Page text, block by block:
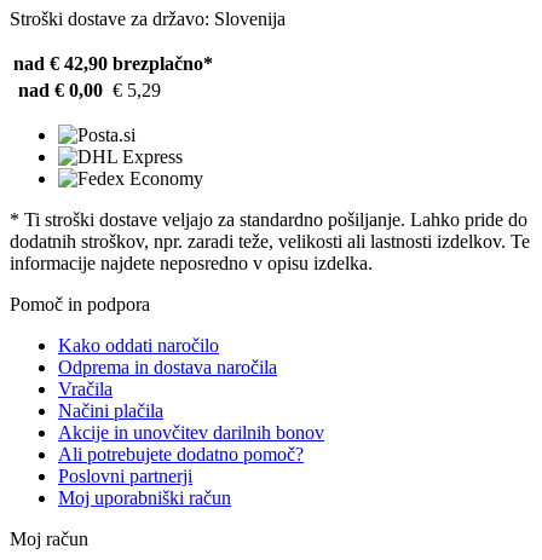
Stroški dostave za državo: Slovenija
nad € 42,90 brezplačno*
nad € 0,00 € 5,29
* Ti stroški dostave veljajo za standardno pošiljanje. Lahko pride do
dodatnih stroškov, npr. zaradi teže, velikosti ali lastnosti izdelkov. Te
informacije najdete neposredno v opisu izdelka.
Pomoč in podpora
Kako oddati naročilo
Odprema in dostava naročila
Vračila
Načini plačila
Akcije in unovčitev darilnih bonov
Ali potrebujete dodatno pomoč?
Poslovni partnerji
Moj uporabniški račun
Moj račun